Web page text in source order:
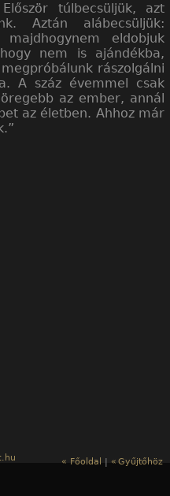
túlbecsüljük, azt
Aztán alábecsüljük:
eldobjuk
nem is ajándékba,
rászolgálni
A száz évemmel csak
az ember, annál
az életben. Ahhoz már
« Főoldal | « Gyűjtőhöz